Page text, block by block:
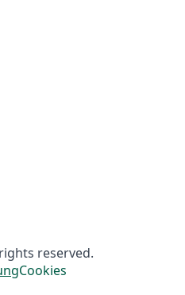
reserved.
Cookies